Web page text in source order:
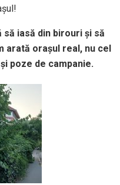
să iasă din birouri și să
arată orașul real, nu cel
poze de campanie.